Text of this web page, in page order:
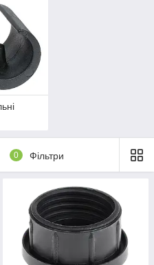
0 Фільтри